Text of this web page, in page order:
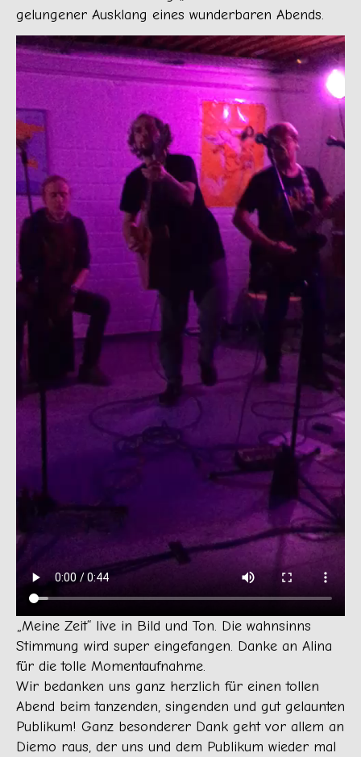
gelungener Ausklang eines wunderbaren Abends.
„Meine Zeit“ live in Bild und Ton. Die wahnsinns
Stimmung wird super eingefangen. Danke an Alina
für die tolle Momentaufnahme.
Wir bedanken uns ganz herzlich für einen tollen
Abend beim tanzenden, singenden und gut gelaunten
Publikum! Ganz besonderer Dank geht vor allem an
Diemo raus, der uns und dem Publikum wieder mal